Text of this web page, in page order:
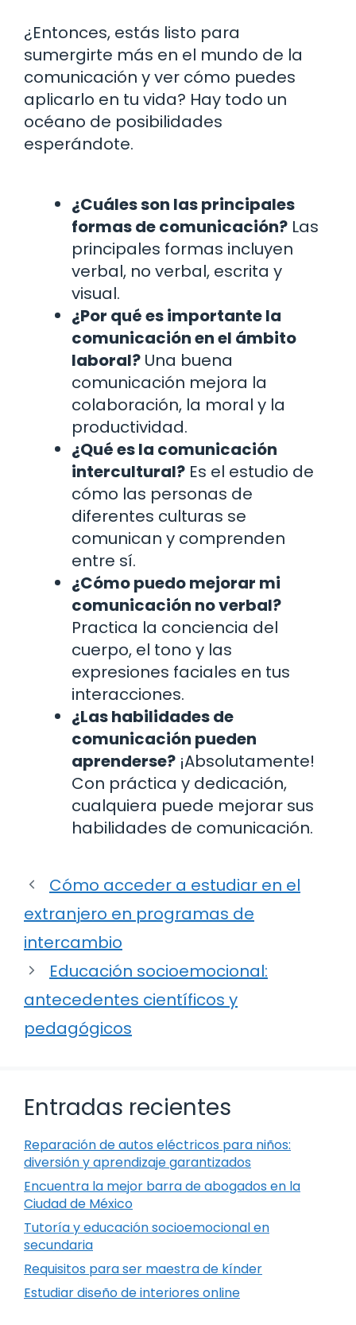
¿Entonces, estás listo para
sumergirte más en el mundo de la
comunicación y ver cómo puedes
aplicarlo en tu vida? Hay todo un
océano de posibilidades
esperándote.
¿Cuáles son las principales
formas de comunicación? Las
principales formas incluyen
verbal, no verbal, escrita y
visual.
¿Por qué es importante la
comunicación en el ámbito
laboral? Una buena
comunicación mejora la
colaboración, la moral y la
productividad.
¿Qué es la comunicación
intercultural? Es el estudio de
cómo las personas de
diferentes culturas se
comunican y comprenden
entre sí.
¿Cómo puedo mejorar mi
comunicación no verbal?
Practica la conciencia del
cuerpo, el tono y las
expresiones faciales en tus
interacciones.
¿Las habilidades de
comunicación pueden
aprenderse? ¡Absolutamente!
Con práctica y dedicación,
cualquiera puede mejorar sus
habilidades de comunicación.
Cómo acceder a estudiar en el
extranjero en programas de
intercambio
Educación socioemocional:
antecedentes científicos y
pedagógicos
Entradas recientes
Reparación de autos eléctricos para niños:
diversión y aprendizaje garantizados
Encuentra la mejor barra de abogados en la
Ciudad de México
Tutoría y educación socioemocional en
secundaria
Requisitos para ser maestra de kínder
Estudiar diseño de interiores online